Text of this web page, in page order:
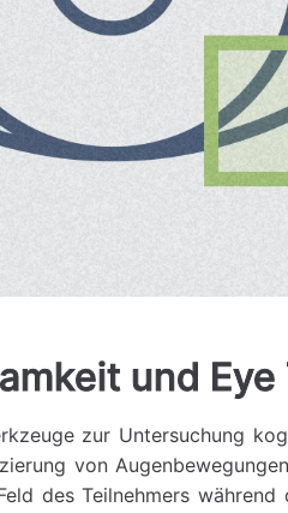
und Eye
zur Untersuchung
von
des Teilnehmers